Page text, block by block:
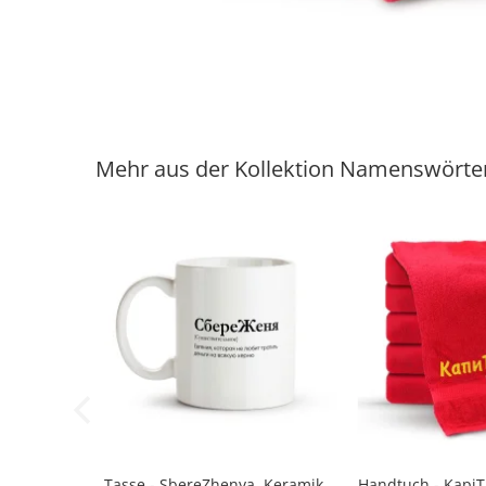
Mehr aus der Kollektion